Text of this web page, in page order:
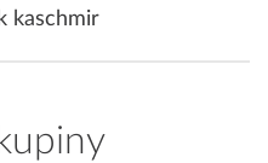
kaschmir